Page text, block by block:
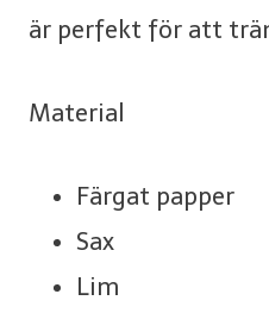
är perfekt för att
Material
Färgat papper
Sax
Lim